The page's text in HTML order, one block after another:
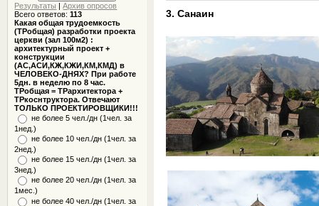
Результаты |Архив опросов
Всего ответов:113
Какая общая трудоемкость
(ТРобщая) разработки проекта
церкви (зал 100м2) :
архитектурный проект +
конструкции
(АС,АСИ,КЖ,КЖИ,КМ,КМД) в
ЧЕЛОВЕКО-ДНЯХ? При работе
5дн. в неделю по 8 час.
ТРобщая = ТРархитектора +
ТРкоснтруктора. Отвечают
ТОЛЬКО ПРОЕКТИРОВЩИКИ!!!
не более 5 чел./дн (1чел. за
1нед.)
не более 10 чел./дн (1чел. за
2нед.)
не более 15 чел./дн (1чел. за
3нед.)
не более 20 чел./дн (1чел. за
1мес.)
не более 40 чел./дн (1чел. за
3. Санаин